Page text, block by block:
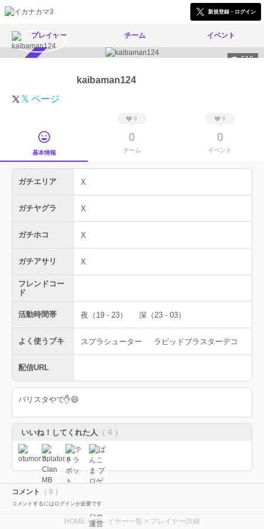
新規登録・ログイン
プレイヤー チーム イベント
518
kaibaman124
𝕏 ページ
基本情報
0
0
チーム
0
0
イベント
ガチエリア X
ガチヤグラ X
ガチホコ X
ガチアサリ X
フレンドコー
ド
活動時間帯 夜（19 - 23） 深（23 - 03）
よく使うブキ スプラシューター ラピッドブラスターデコ
配信URL
バリスタやで✋😄
いいね！してくれた人 （ 4 ）
コメント （ 0 ）
コメントするにはログインが必要です
HOME >プレイヤー一覧 > プレイヤー詳細